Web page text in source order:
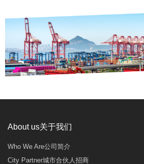
About us关于我们
Who We Are公司简介
City Partner城市合伙人招商